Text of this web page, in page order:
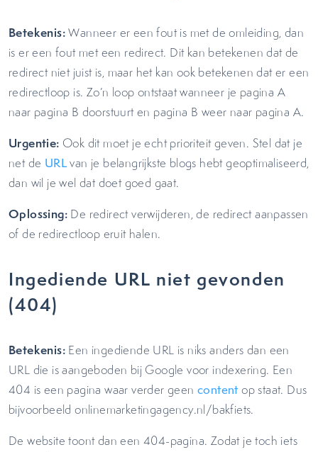
Betekenis:Wanneer er een fout is met de omleiding, dan
is er een fout met een redirect. Dit kan betekenen dat de
redirect niet juist is, maar het kan ook betekenen dat er een
redirectloop is. Zo’n loop ontstaat wanneer je pagina A
naar pagina B doorstuurt en pagina B weer naar pagina A.
Urgentie: Ook dit moet je echt prioriteit geven. Stel dat je
net de URLvan je belangrijkste blogs hebt geoptimaliseerd,
dan wil je wel dat doet goed gaat.
Oplossing: De redirect verwijderen, de redirect aanpassen
of de redirectloop eruit halen.
Ingediende URL niet gevonden
(404)
Betekenis: Een ingediende URL is niks anders dan een
URL die is aangeboden bij Google voor indexering. Een
404 is een pagina waar verder geen content op staat. Dus
bijvoorbeeld onlinemarketingagency.nl/bakfiets.
De website toont dan een 404-pagina. Zodat je toch iets